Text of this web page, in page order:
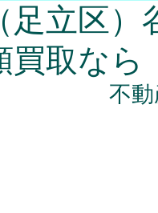
（足立区
買取なら
不